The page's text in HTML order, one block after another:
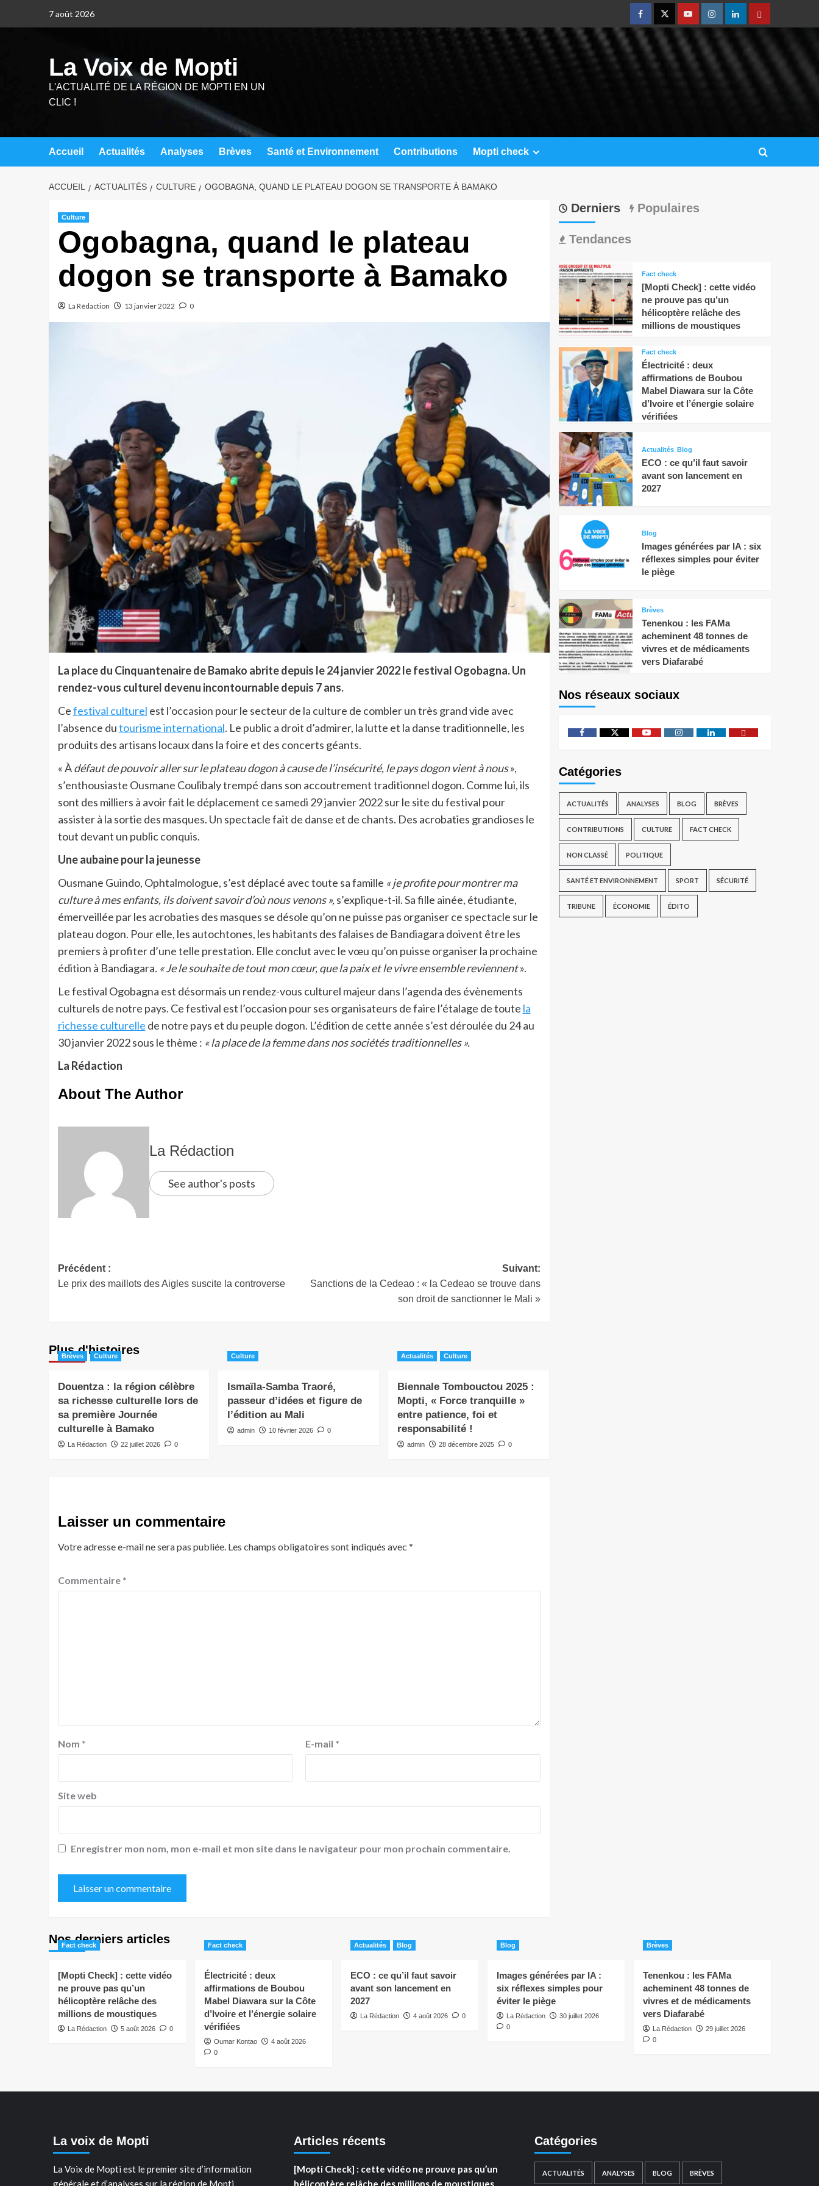
7 août 2026
La Voix de Mopti
L'ACTUALITÉ DE LA RÉGION DE MOPTI EN UN
CLIC !
Accueil Actualités Analyses Brèves Santé et Environnement Contributions Mopti check
ACCUEIL ACTUALITÉS CULTURE OGOBAGNA, QUAND LE PLATEAU DOGON SE TRANSPORTE À BAMAKO
Culture
Ogobagna, quand le plateau
dogon se transporte à Bamako
La Rédaction 13 janvier 2022 0
La place du Cinquantenaire de Bamako abrite depuis le 24 janvier 2022 le festival Ogobagna. Un
rendez-vous culturel devenu incontournable depuis 7 ans.
Cefestival culturel est l’occasion pour le secteur de la culture de combler un très grand vide avec
l’absence dutourisme international. Le public a droit d’admirer, la lutte et la danse traditionnelle, les
produits des artisans locaux dans la foire et des concerts géants.
« Àdéfaut de pouvoir aller sur le plateau dogon à cause de l’insécurité, le pays dogon vient à nous»,
s’enthousiaste Ousmane Coulibaly trempé dans son accoutrement traditionnel dogon. Comme lui, ils
sont des milliers à avoir fait le déplacement ce samedi 29 janvier 2022 sur le site du festival pour
assister à la sortie des masques. Un spectacle fait de danse et de chants. Des acrobaties grandioses le
tout devant un public conquis.
Une aubaine pour la jeunesse
Ousmane Guindo, Ophtalmologue, s’est déplacé avec toute sa famille « je profite pour montrer ma
culture à mes enfants, ils doivent savoir d’où nous venons »,s’explique-t-il. Sa fille ainée, étudiante,
émerveillée par les acrobaties des masques se désole qu’on ne puisse pas organiser ce spectacle sur le
plateau dogon. Pour elle, les autochtones, les habitants des falaises de Bandiagara doivent être les
premiers à profiter d’une telle prestation. Elle conclut avec le vœu qu’on puisse organiser la prochaine
édition à Bandiagara. « Je le souhaite de tout mon cœur, que la paix et le vivre ensemble reviennent».
Le festival Ogobagna est désormais un rendez-vous culturel majeur dans l’agenda des évènements
culturels de notre pays. Ce festival est l’occasion pour ses organisateurs de faire l’étalage de toute la
richesse culturelle de notre pays et du peuple dogon. L’édition de cette année s’est déroulée du 24 au
30 janvier 2022 sous le thème : « la place de la femme dans nos sociétés traditionnelles ».
La Rédaction
About The Author
La Rédaction
See author's posts
Précédent :
Le prix des maillots des Aigles suscite la controverse
Suivant:
Sanctions de la Cedeao : « la Cedeao se trouve dans
son droit de sanctionner le Mali »
Plus d'histoires
Brèves Culture
Douentza : la région célèbre
sa richesse culturelle lors de
sa première Journée
culturelle à Bamako
La Rédaction 22 juillet 2026 0
Culture
Ismaïla-Samba Traoré,
passeur d’idées et figure de
l’édition au Mali
admin 10 février 2026 0
Actualités Culture
Biennale Tombouctou 2025 :
Mopti, « Force tranquille »
entre patience, foi et
responsabilité !
admin 28 décembre 2025 0
Laisser un commentaire
Votre adresse e-mail ne sera pas publiée. Les champs obligatoires sont indiqués avec *
Commentaire *
Nom * E-mail *
Site web
Enregistrer mon nom, mon e-mail et mon site dans le navigateur pour mon prochain commentaire.
Derniers Populaires
Tendances
Fact check
[Mopti Check] : cette vidéo
ne prouve pas qu’un
hélicoptère relâche des
millions de moustiques
Fact check
Électricité : deux
affirmations de Boubou
Mabel Diawara sur la Côte
d’Ivoire et l’énergie solaire
vérifiées
Actualités Blog
ECO : ce qu’il faut savoir
avant son lancement en
2027
Blog
Images générées par IA : six
réflexes simples pour éviter
le piège
Brèves
Tenenkou : les FAMa
acheminent 48 tonnes de
vivres et de médicaments
vers Diafarabé
Nos réseaux sociaux
Catégories
ACTUALITÉS ANALYSES BLOG BRÈVES
CONTRIBUTIONS CULTURE FACT CHECK
NON CLASSÉ POLITIQUE
SANTÉ ET ENVIRONNEMENT SPORT SÉCURITÉ
TRIBUNE ÉCONOMIE ÉDITO
Nos derniers articles
Fact check
[Mopti Check] : cette vidéo
ne prouve pas qu’un
hélicoptère relâche des
millions de moustiques
La Rédaction 5 août 2026 0
Fact check
Électricité : deux
affirmations de Boubou
Mabel Diawara sur la Côte
d’Ivoire et l’énergie solaire
vérifiées
Oumar Kontao
4 août 2026
0
Actualités Blog
ECO : ce qu’il faut savoir
avant son lancement en
2027
La Rédaction 4 août 2026 0
Blog
Images générées par IA :
six réflexes simples pour
éviter le piège
La Rédaction
30 juillet 2026
0
Brèves
Tenenkou : les FAMa
acheminent 48 tonnes de
vivres et de médicaments
vers Diafarabé
La Rédaction
29 juillet 2026
0
La voix de Mopti
La Voix de Mopti est le premier site d’information
générale et d’analyses sur la région de Mopti.
Articles récents
[Mopti Check] : cette vidéo ne prouve pas qu’un
hélicoptère relâche des millions de moustiques
Catégories
ACTUALITÉS ANALYSES BLOG BRÈVES